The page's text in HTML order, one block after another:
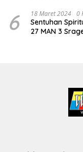
6 18 Maret 2024 0
Sentuhan
27 MAN 3